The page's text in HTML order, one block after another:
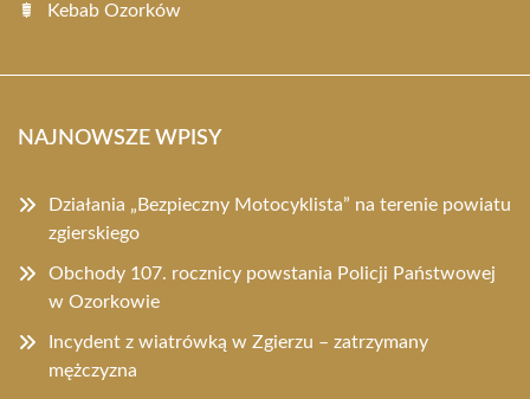
Kebab Ozorków
NAJNOWSZE WPISY
Działania „Bezpieczny Motocyklista” na terenie powiatu
zgierskiego
Obchody 107. rocznicy powstania Policji Państwowej
w Ozorkowie
Incydent z wiatrówką w Zgierzu – zatrzymany
mężczyzna